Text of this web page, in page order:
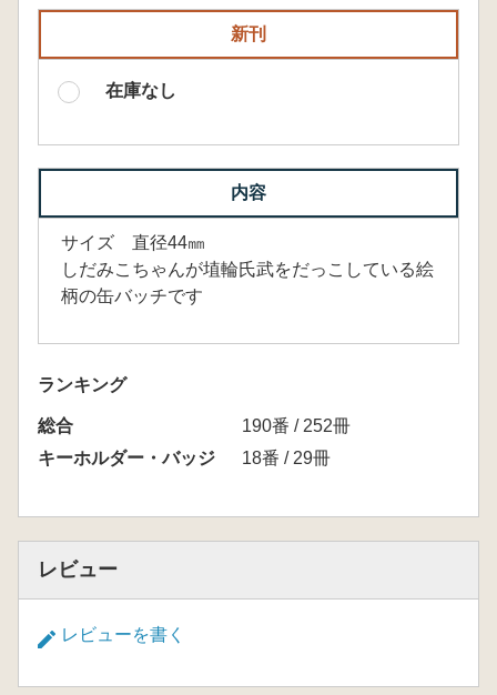
新刊
在庫なし
内容
サイズ 直径44㎜
しだみこちゃんが埴輪氏武をだっこしている絵
柄の缶バッチです
ランキング
総合
190番 / 252冊
キーホルダー・バッジ
18番 / 29冊
レビュー
レビューを書く